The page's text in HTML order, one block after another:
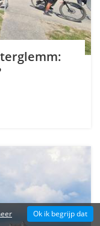
Ok ik begrijp dat